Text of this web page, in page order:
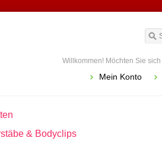
Willkommen! Möchten Sie sich
Mein Konto
& Bodyclips